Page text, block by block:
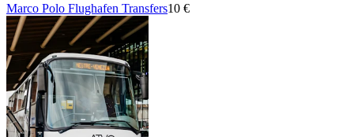
Marco Polo Flughafen Transfers10 €